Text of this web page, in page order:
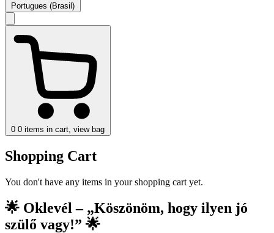
Portugues (Brasil)
0 0 items in cart, view bag
Shopping Cart
You don't have any items in your shopping cart yet.
🌟 Oklevél – „Köszönöm, hogy ilyen jó
szülő vagy!” 🌟